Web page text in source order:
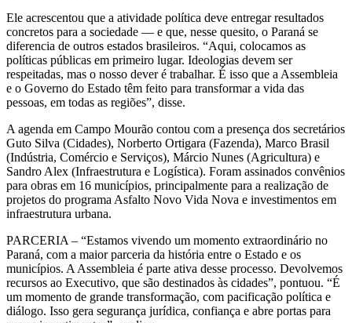
Ele acrescentou que a atividade política deve entregar resultados
concretos para a sociedade — e que, nesse quesito, o Paraná se
diferencia de outros estados brasileiros. “Aqui, colocamos as
políticas públicas em primeiro lugar. Ideologias devem ser
respeitadas, mas o nosso dever é trabalhar. É isso que a Assembleia
e o Governo do Estado têm feito para transformar a vida das
pessoas, em todas as regiões”, disse.
A agenda em Campo Mourão contou com a presença dos secretários
Guto Silva (Cidades), Norberto Ortigara (Fazenda), Marco Brasil
(Indústria, Comércio e Serviços), Márcio Nunes (Agricultura) e
Sandro Alex (Infraestrutura e Logística). Foram assinados convênios
para obras em 16 municípios, principalmente para a realização de
projetos do programa Asfalto Novo Vida Nova e investimentos em
infraestrutura urbana.
PARCERIA – “Estamos vivendo um momento extraordinário no
Paraná, com a maior parceria da história entre o Estado e os
municípios. A Assembleia é parte ativa desse processo. Devolvemos
recursos ao Executivo, que são destinados às cidades”, pontuou. “É
um momento de grande transformação, com pacificação política e
diálogo. Isso gera segurança jurídica, confiança e abre portas para